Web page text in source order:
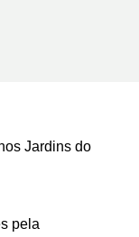
Jardins do
pela